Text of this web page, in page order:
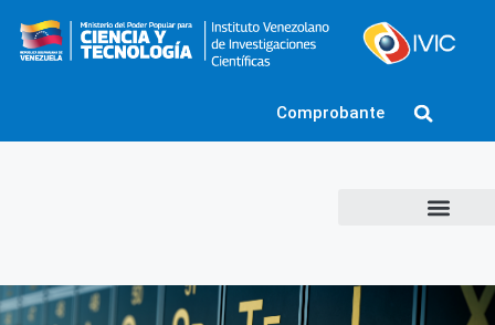
Comprobante